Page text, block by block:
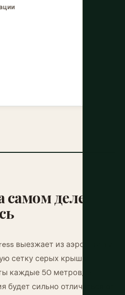
самом деле
выезжает из аэропорта и
сетку серых крыш и
каждые 50 метров, вы
будет сильно отличаться от